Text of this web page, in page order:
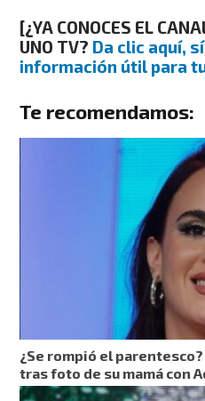
[¿YA CONOCES EL
UNO TV? Da clic aquí,
información útil para
Te recomendamos:
¿Se rompió el
tras foto de su mamá con